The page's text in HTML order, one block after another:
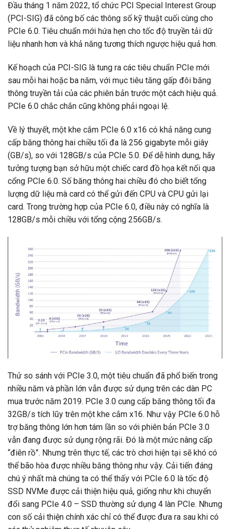
Đầu tháng 1 năm 2022, tổ chức PCI Special Interest Group
(PCI-SIG) đã công bố các thông số kỹ thuật cuối cùng cho
PCIe 6.0. Tiêu chuẩn mới hứa hẹn cho tốc độ truyền tải dữ
liệu nhanh hơn và khả năng tương thích ngược hiệu quả hơn.
Kế hoạch của PCI-SIG là tung ra các tiêu chuẩn PCIe mới
sau mỗi hai hoặc ba năm, với mục tiêu tăng gấp đôi băng
thông truyền tải của các phiên bản trước một cách hiệu quả.
PCIe 6.0 chắc chắn cũng không phải ngoại lệ.
Về lý thuyết, một khe cắm PCIe 6.0 x16 có khả năng cung
cấp băng thông hai chiều tối đa là 256 gigabyte mỗi giây
(GB/s), so với 128GB/s của PCIe 5.0. Để dễ hình dung, hãy
tưởng tượng bạn sở hữu một chiếc card đồ họa kết nối qua
cổng PCIe 6.0. Số băng thông hai chiều đó cho biết tổng
lượng dữ liệu mà card có thể gửi đến CPU và CPU gửi lại
card. Trong trường hợp của PCIe 6.0, điều này có nghĩa là
128GB/s mỗi chiều với tổng cộng 256GB/s.
Thử so sánh với PCIe 3.0, một tiêu chuẩn đã phổ biến trong
nhiều năm và phần lớn vẫn được sử dụng trên các dàn PC
mua trước năm 2019. PCIe 3.0 cung cấp băng thông tối đa
32GB/s tích lũy trên một khe cắm x16. Như vậy PCIe 6.0 hỗ
trợ băng thông lớn hơn tám lần so với phiên bản PCIe 3.0
vẫn đang được sử dụng rộng rãi. Đó là một mức nâng cấp
“điên rồ”. Nhưng trên thực tế, các trò chơi hiện tại sẽ khó có
thể bão hòa được nhiều băng thông như vậy. Cải tiến đáng
chú ý nhất mà chúng ta có thể thấy với PCIe 6.0 là tốc độ
SSD NVMe được cải thiện hiệu quả, giống như khi chuyển
đổi sang PCIe 4.0 – SSD thường sử dụng 4 làn PCIe. Nhưng
con số cải thiện chính xác chỉ có thể được đưa ra sau khi có